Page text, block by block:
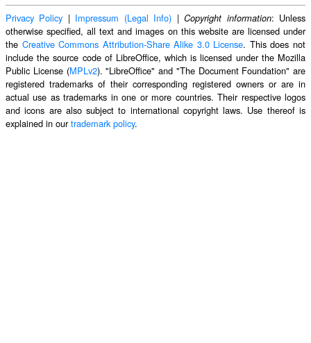
Privacy Policy | Impressum (Legal Info) |Copyright information: Unless
otherwise specified, all text and images on this website are licensed under
the Creative Commons Attribution-Share Alike 3.0 License. This does not
include the source code of LibreOffice, which is licensed under the Mozilla
Public License (MPLv2). "LibreOffice" and "The Document Foundation" are
registered trademarks of their corresponding registered owners or are in
actual use as trademarks in one or more countries. Their respective logos
and icons are also subject to international copyright laws. Use thereof is
explained in ourtrademark policy.